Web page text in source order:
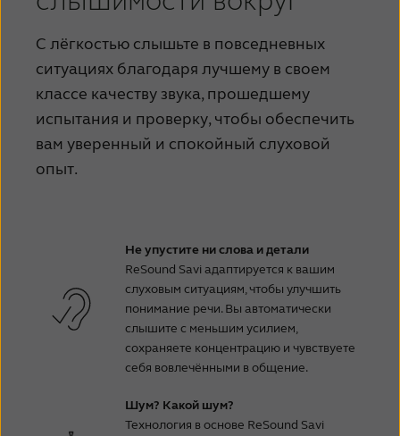
С лёгкостью слышьте в повседневных
ситуациях благодаря лучшему в своем
классе качеству звука, прошедшему
испытания и проверку, чтобы обеспечить
вам уверенный и спокойный слуховой
опыт.
Не упустите ни слова и детали
ReSound Savi адаптируется к вашим
слуховым ситуациям, чтобы улучшить
понимание речи. Вы автоматически
слышите с меньшим усилием,
сохраняете концентрацию и чувствуете
себя вовлечёнными в общение.
Шум? Какой шум?
Технология в основе ReSound Savi